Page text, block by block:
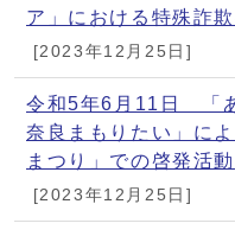
ア」における特殊詐
[2023年12月25日]
令和5年6月11日 「
奈良まもりたい」に
まつり」での啓発活動
[2023年12月25日]